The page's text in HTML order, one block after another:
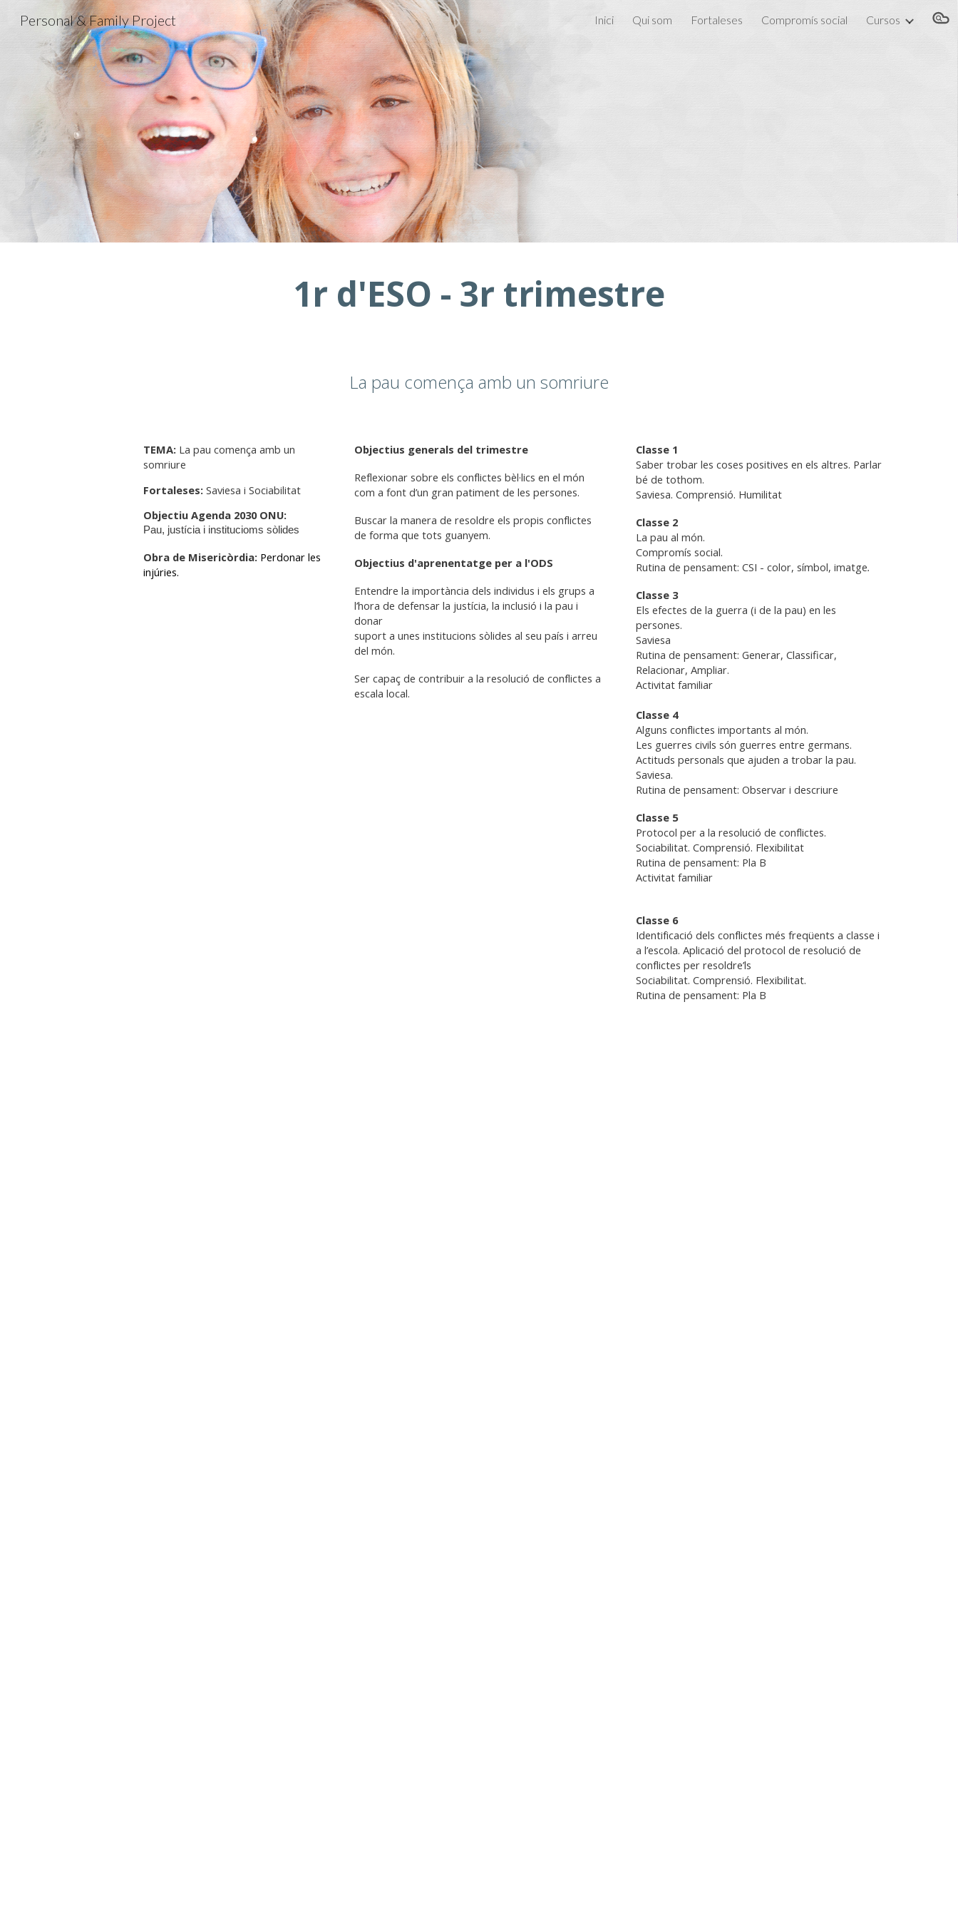
Skip to main content Skip to navigation
Personal & Family Project Inici Qui som Fortaleses Compromís social Cursos
1r d'ESO - 3r trimestre
La pau comença amb un somriure
TEMA: La pau comença amb un
somriure
Fortaleses:Saviesa i Sociabilitat
Objectiu Agenda 2030 ONU:
Pau, justícia i institucioms sòlides
Obra de Misericòrdia: Perdonar les
injúries.
Objectius generals del trimestre
Reflexionar sobre els conflictes bèl·lics en el món
com a font d’un gran patiment de les persones.
Buscar la manera de resoldre els propis conflictes
de forma que tots guanyem.
Objectius d'aprenentatge per a l'ODS
Entendre la importància dels individus i els grups a
l’hora de defensar la justícia, la inclusió i la pau i
donar
suport a unes institucions sòlides al seu país i arreu
del món.
Ser capaç de contribuir a la resolució de conflictes a
escala local.
Classe 1
Saber trobar les coses positives en els altres. Parlar
bé de tothom.
Saviesa. Comprensió. Humilitat
Classe 2
La pau al món.
Compromís social.
Rutina de pensament: CSI - color, símbol, imatge.
Classe 3
Els efectes de la guerra (i de la pau) en les
persones.
Saviesa
Rutina de pensament: Generar, Classificar,
Relacionar, Ampliar.
Activitat familiar
Classe 4
Alguns conflictes importants al món.
Les guerres civils són guerres entre germans.
Actituds personals que ajuden a trobar la pau.
Saviesa.
Rutina de pensament: Observar i descriure
Classe 5
Protocol per a la resolució de conflictes.
Sociabilitat. Comprensió. Flexibilitat
Rutina de pensament: Pla B
Activitat familiar
Classe 6
Identificació dels conflictes més freqüents a classe i
a l’escola. Aplicació del protocol de resolució de
conflictes per resoldre’ls
Sociabilitat. Comprensió. Flexibilitat.
Rutina de pensament: Pla B